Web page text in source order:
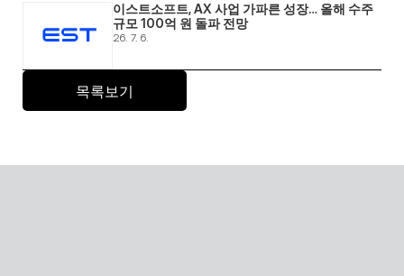
이스트소프트, AX 사업 가파른 성장… 올해 수주
규모 100억 원 돌파 전망
26. 7. 6.
목록보기